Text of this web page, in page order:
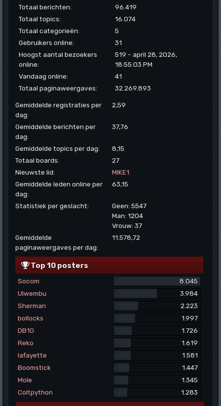
Totaal berichten:
96.419
Totaal topics:
16.074
Totaal categorieën:
5
Gebruikers online:
31
Hoogst aantal bezoekers
online:
519 - april 28, 2026,
18:55:03 PM
Vandaag online:
41
Totaal paginaweergaves:
32.269.893
Gemiddelde registraties per
dag:
2,59
Gemiddelde berichten per
dag:
37,76
Gemiddelde topics per dag:
8,15
Totaal boards:
27
Nieuwste lid:
MIKE1
Gemiddelde leden online per
dag:
63,15
Statistiek per geslacht:
Geen: 5547
Man: 1204
Vrouw: 37
Gemiddelde
paginaweergaves per dag:
11.578,72
Top 10 posters
Socom
8.045
Ulwembu
3.984
Sherman
2.223
bollocks
1.997
DB10
1.726
Reko
1.619
lafayette
1.581
Boomstick
1.447
Mole
1.345
Coltpython
1.283